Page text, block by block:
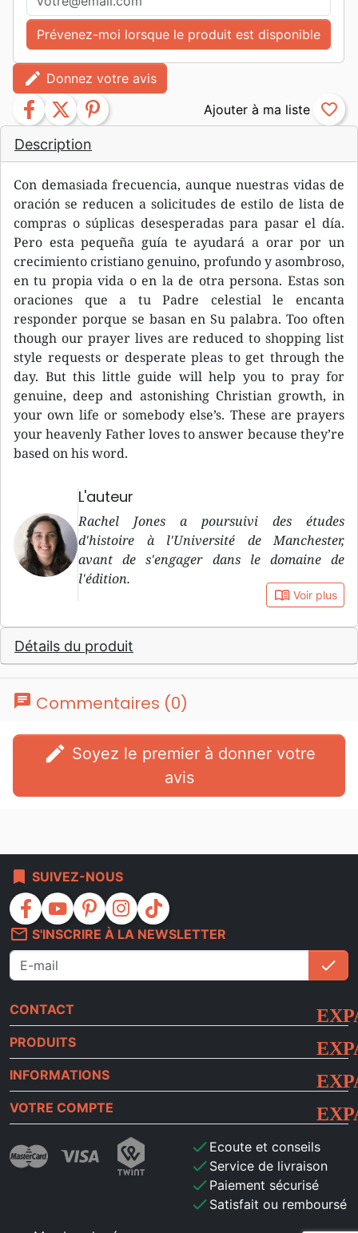
Description
Con demasiada frecuencia, aunque nuestras vidas de
oración se reducen a solicitudes de estilo de lista de
compras o súplicas desesperadas para pasar el día.
Pero esta pequeña guía te ayudará a orar por un
crecimiento cristiano genuino, profundo y asombroso,
en tu propia vida o en la de otra persona. Estas son
oraciones que a tu Padre celestial le encanta
responder porque se basan en Su palabra. Too often
though our prayer lives are reduced to shopping list
style requests or desperate pleas to get through the
day. But this little guide will help you to pray for
genuine, deep and astonishing Christian growth, in
your own life or somebody else’s. These are prayers
your heavenly Father loves to answer because they’re
based on his word.
L'auteur
Rachel Jones a poursuivi des études
d'histoire à l'Université de Manchester,
avant de s'engager dans le domaine de
l'édition.
book_open Voir plus
Détails du produit
Prévenez-moi lorsque le produit est disponible
edit Donnez votre avis
facebook twitter pinterest favorite_border
chat Commentaires (0)
edit
avis
bookmark SUIVEZ-NOUS
facebook youtube pinterest instagram
tiktok
mail_outline S'INSCRIRE À LA NEWSLETTER
check
CONTACT
PRODUITS
INFORMATIONS
VOTRE COMPTE
check Ecoute et conseils
check Service de livraison
check Paiement sécurisé
check Satisfait ou remboursé